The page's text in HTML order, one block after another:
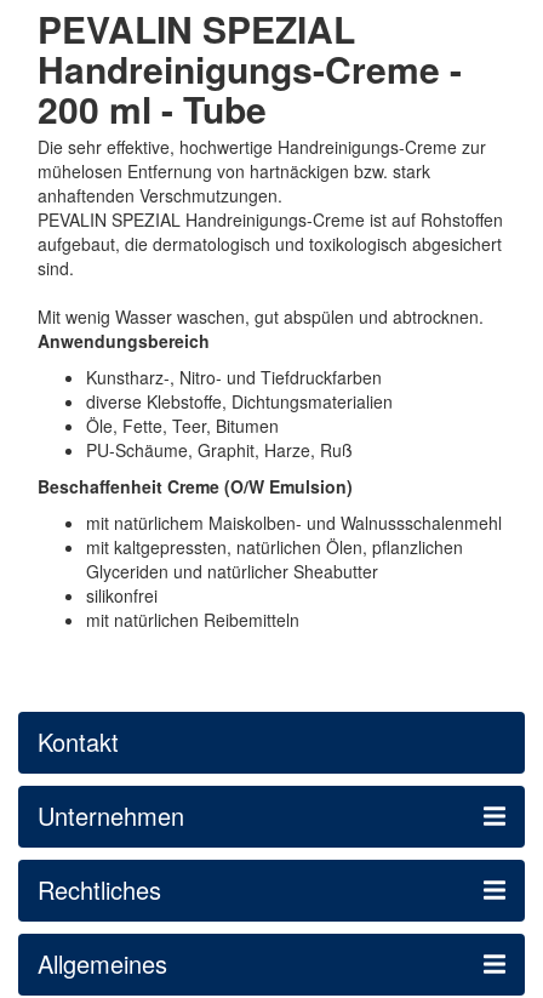
PEVALIN SPEZIAL
Handreinigungs-Creme -
200 ml - Tube
Die sehr effektive, hochwertige Handreinigungs-Creme zur
mühelosen Entfernung von hartnäckigen bzw. stark
anhaftenden Verschmutzungen.
PEVALIN SPEZIAL Handreinigungs-Creme ist auf Rohstoffen
aufgebaut, die dermatologisch und toxikologisch abgesichert
sind.
Mit wenig Wasser waschen, gut abspülen und abtrocknen.
Anwendungsbereich
Kunstharz-, Nitro- und Tiefdruckfarben
diverse Klebstoffe, Dichtungsmaterialien
Öle, Fette, Teer, Bitumen
PU-Schäume, Graphit, Harze, Ruß
Beschaffenheit Creme (O/W Emulsion)
mit natürlichem Maiskolben- und Walnussschalenmehl
mit kaltgepressten, natürlichen Ölen, pflanzlichen
Glyceriden und natürlicher Sheabutter
silikonfrei
mit natürlichen Reibemitteln
Kontakt
Unternehmen
Rechtliches
Allgemeines